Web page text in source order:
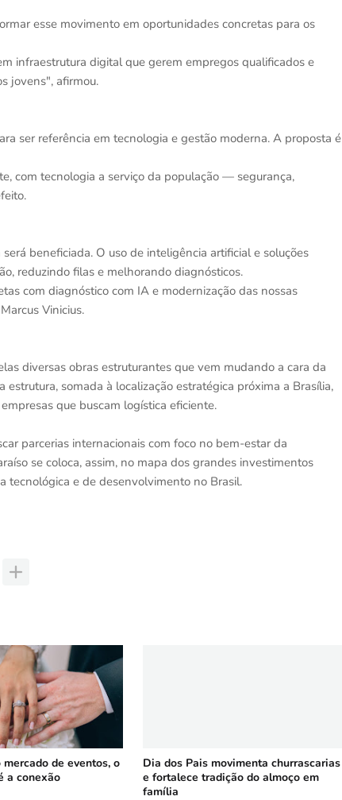
esse movimento em oportunidades concretas para os
infraestrutura digital que gerem empregos qualificados e
jovens", afirmou.
ser referência em tecnologia e gestão moderna. A proposta é
com tecnologia a serviço da população — segurança,
beneficiada. O uso de inteligência artificial e soluções
reduzindo filas e melhorando diagnósticos.
com diagnóstico com IA e modernização das nossas
Vinicius.
diversas obras estruturantes que vem mudando a cara da
somada à localização estratégica próxima a Brasília,
que buscam logística eficiente.
parcerias internacionais com foco no bem-estar da
se coloca, assim, no mapa dos grandes investimentos
tecnológica e de desenvolvimento no Brasil.
de eventos, o
a conexão
Dia dos Pais movimenta churrascarias
e fortalece tradição do almoço em
família